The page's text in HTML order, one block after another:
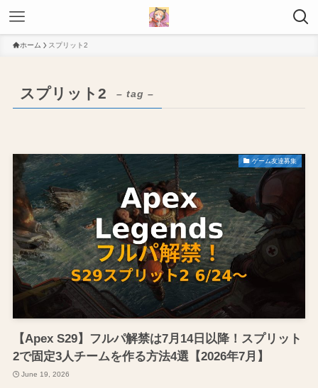
ホーム スプリット2
スプリット2 – tag –
ゲーム友達募集
【Apex S29】フルパ解禁は7月14日以降！スプリット
2で固定3人チームを作る方法4選【2026年7月】
June 19, 2026